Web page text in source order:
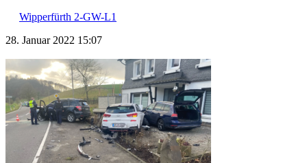
Wipperfürth 2-GW-L1
28. Januar 2022 15:07